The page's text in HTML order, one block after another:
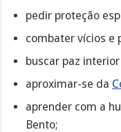
pedir proteção
combater vícios e
buscar paz
aproximar-se da
aprender com a
Bento;